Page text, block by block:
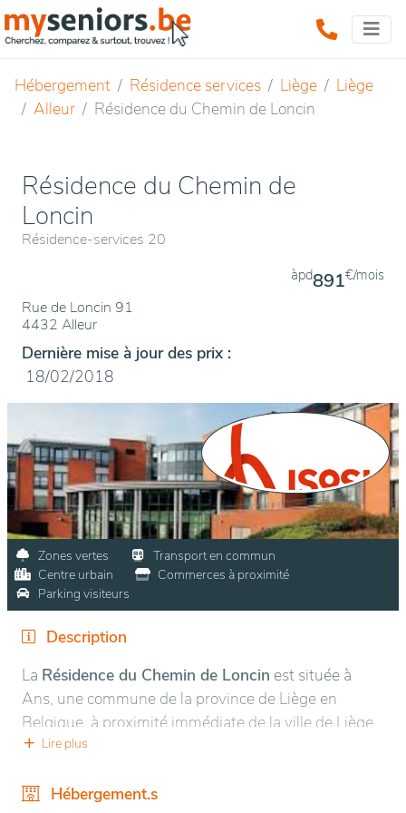
Hébergement Résidence services Liège
Liège
Alleur
Résidence du Chemin de Loncin
Résidence du Chemin de
Loncin
Résidence-services 20
Rue de Loncin 91
4432 Alleur
àpd891€/mois
Dernière mise à jour des prix :
18/02/2018
Zones vertes
Transport en commun
Centre urbain
Commerces à proximité
Parking visiteurs
Description
La Résidence du Chemin de Loncin est située à
Ans, une commune de la province de Liège en
Belgique, à proximité immédiate de la ville de Liège,
offrant un environnement calme tout en étant bien
d'une accessibilité facile aux commerces, services et
Lire plus
Hébergement.s